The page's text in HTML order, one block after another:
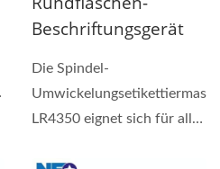
Beschriftungsgerät
Die Spindel-
LR4350 eignet sich für alle